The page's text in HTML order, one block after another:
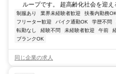
ループです。 超高齢化社会を迎
制服あり 業界未経験者歓迎 扶養内勤務
フリーター歓迎
バイク通勤OK 学歴不問
転勤なし
経験不問 未経験者歓迎 午前
ブランクOK
同じ企業の求人